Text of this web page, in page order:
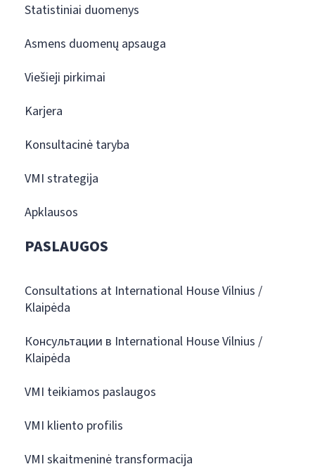
Statistiniai duomenys
Asmens duomenų apsauga
Viešieji pirkimai
Karjera
Konsultacinė taryba
VMI strategija
Apklausos
PASLAUGOS
Consultations at International House Vilnius /
Klaipėda
Консультации в International House Vilnius /
Klaipėda
VMI teikiamos paslaugos
VMI kliento profilis
VMI skaitmeninė transformacija